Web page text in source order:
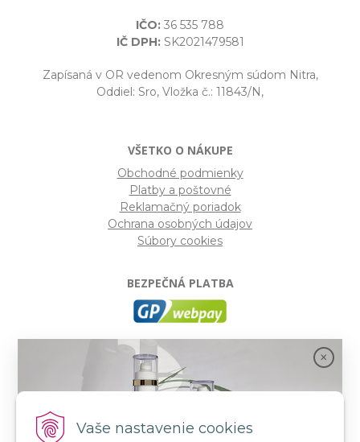
Vaše nastavenie cookies
IČO: 36 535 788
IČ DPH:SK2021479581
Zapísaná v OR vedenom Okresným súdom Nitra,
Oddiel: Sro, Vložka č.: 11843/N,
VŠETKO O NÁKUPE
Obchodné podmienky
Platby a poštovné
Reklamačný poriadok
Ochrana osobných údajov
Súbory cookies
BEZPEČNÁ PLATBA
- Moderný a bezpečný systém pre platby
kartou na internete. Je jedným z najpoužívanejších
platobných brán na slovenských e-shopoch. Spĺňa